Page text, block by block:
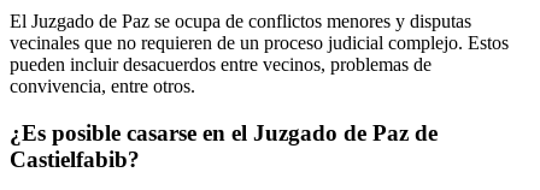
El Juzgado de Paz se ocupa de conflictos menores y disputas
vecinales que no requieren de un proceso judicial complejo. Estos
pueden incluir desacuerdos entre vecinos, problemas de
convivencia, entre otros.
¿Es posible casarse en el Juzgado de Paz de
Castielfabib?